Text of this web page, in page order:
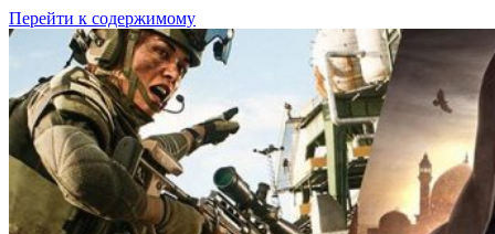
Перейти к содержимому